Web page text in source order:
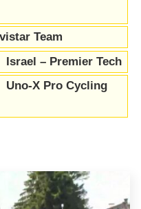
Team
– Premier Tech
Uno-X Pro Cycling